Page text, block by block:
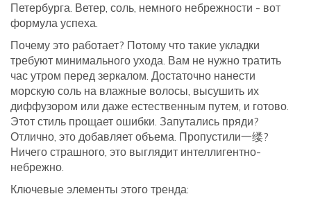
Петербурга. Ветер, соль, немного небрежности - вот
формула успеха.
Почему это работает? Потому что такие укладки
требуют минимального ухода. Вам не нужно тратить
час утром перед зеркалом. Достаточно нанести
морскую соль на влажные волосы, высушить их
диффузором или даже естественным путем, и готово.
Этот стиль прощает ошибки. Запутались пряди?
Отлично, это добавляет объема. Пропустили一缕?
Ничего страшного, это выглядит интеллигентно-
небрежно.
Ключевые элементы этого тренда: